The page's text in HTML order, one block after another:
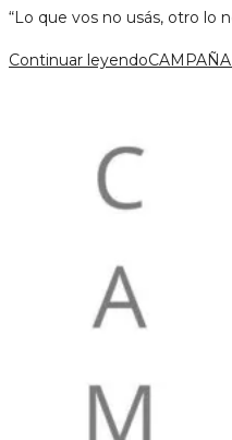
“Lo que vos no usás, otro lo
Continuar leyendo